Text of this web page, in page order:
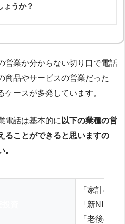
ょうか？
営業か分からない切り口で電話
商品やサービスの営業だった
ースが多発しています。
電話は基本的に 以下の業種の営
ることができると思いますの
「家計の見
「新NISA
「老後の